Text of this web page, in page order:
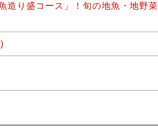
造り盛コース」！旬の地魚・地野菜